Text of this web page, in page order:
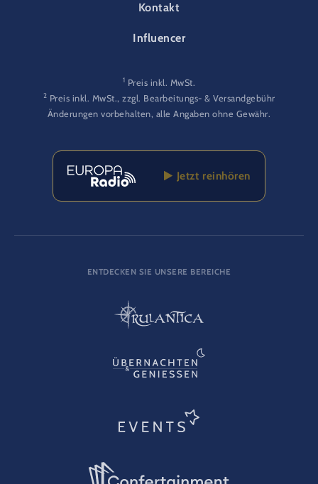
Kontakt
Influencer
1 Preis inkl. MwSt.
2 Preis inkl. MwSt., zzgl. Bearbeitungs- & Versandgebühr
Änderungen vorbehalten, alle Angaben ohne Gewähr.
Jetzt reinhören
ENTDECKEN SIE UNSERE BEREICHE